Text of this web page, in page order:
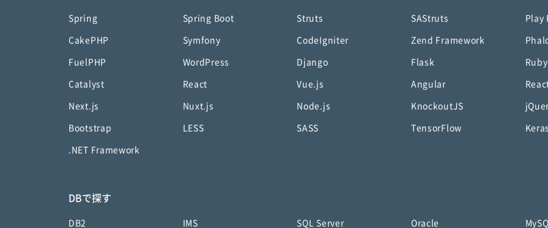
Spring Spring Boot Struts SAStruts Play
CakePHP Symfony CodeIgniter Zend Framework
FuelPHP WordPress Django Flask
Catalyst React Vue.js Angular
Next.js Nuxt.js Node.js KnockoutJS
Bootstrap LESS SASS TensorFlow
.NET Framework
DBで探す
DB2 IMS SQL Server Oracle